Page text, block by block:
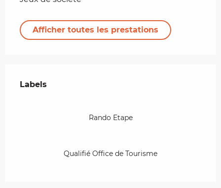
Afficher toutes les prestations
Labels
Labels
Rando Etape
Qualifié Office de Tourisme